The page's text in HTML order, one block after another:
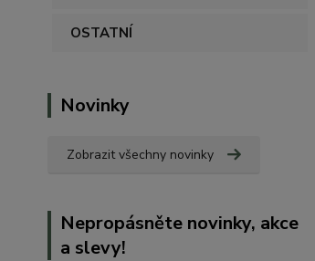
OSTATNÍ
Novinky
Zobrazit všechny novinky
Nepropásněte novinky, akce
a slevy!